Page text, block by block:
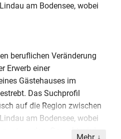
am Bodensee, wobei
beruflichen Veränderung
Erwerb einer
Gästehauses im
Das Suchprofil
auf die Region zwischen
am Bodensee, wobei